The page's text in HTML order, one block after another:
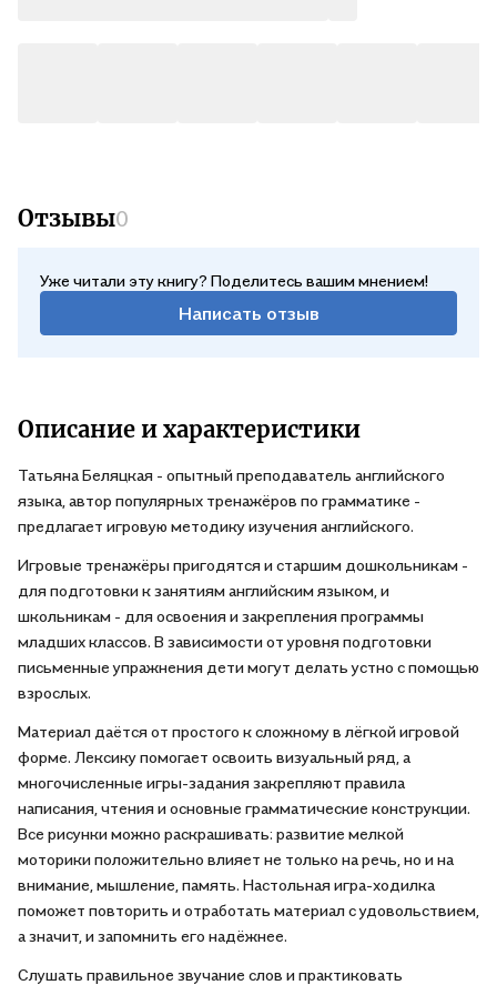
Отзывы0
Уже читали эту книгу? Поделитесь вашим мнением!
Написать отзыв
Описание и характеристики
Татьяна Беляцкая - опытный преподаватель английского
языка, автор популярных тренажёров по грамматике -
предлагает игровую методику изучения английского.
Игровые тренажёры пригодятся и старшим дошкольникам -
для подготовки к занятиям английским языком, и
школьникам - для освоения и закрепления программы
младших классов. В зависимости от уровня подготовки
письменные упражнения дети могут делать устно с помощью
взрослых.
Материал даётся от простого к сложному в лёгкой игровой
форме. Лексику помогает освоить визуальный ряд, а
многочисленные игры-задания закрепляют правила
написания, чтения и основные грамматические конструкции.
Все рисунки можно раскрашивать: развитие мелкой
моторики положительно влияет не только на речь, но и на
внимание, мышление, память. Настольная игра-ходилка
поможет повторить и отработать материал с удовольствием,
а значит, и запомнить его надёжнее.
Слушать правильное звучание слов и практиковать